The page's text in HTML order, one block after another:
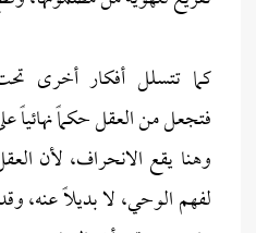
كما تتسلل أفكار أخرى تحت
فتجعل من العقل حكماً نهائياً
وهنا يقع الانحراف، لأن
لفهم الوحي، لا بديلاً عنه، وقد